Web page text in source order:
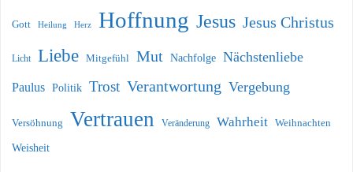
Gott Heilung Herz Hoffnung Jesus Jesus Christus
Licht Liebe Mitgefühl Mut Nachfolge Nächstenliebe
Paulus Politik Trost Verantwortung Vergebung
Versöhnung Vertrauen Veränderung Wahrheit Weihnachten
Weisheit